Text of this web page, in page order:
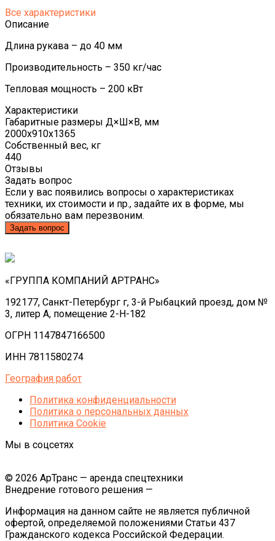
Все характеристики
Описание
Длина рукава – до 40 мм
Производительность – 350 кг/час
Тепловая мощность – 200 кВт
Характеристики
Габаритные размеры Д×Ш×В, мм
2000х910х1365
Собственный вес, кг
440
Отзывы
Задать вопрос
Если у вас появились вопросы о характеристиках
техники, их стоимости и пр., задайте их в форме, мы
обязательно вам перезвоним.
Задать вопрос
«ГРУППА КОМПАНИЙ АРТРАНС»
192177, Санкт-Петербург г, 3-й Рыбацкий проезд, дом №
3, литер А, помещение 2-Н-182
ОГРН 1147847166500
ИНН 7811580274
География работ
Политика конфиденциальности
Политика o персональных данных
Политика Cookie
Мы в соцсетях
© 2026 АрТранс — аренда спецтехники
Внедрение готового решения —
Информация на данном сайте не является публичной
офертой, определяемой положениями Статьи 437
Гражданского кодекса Российской Федерации.